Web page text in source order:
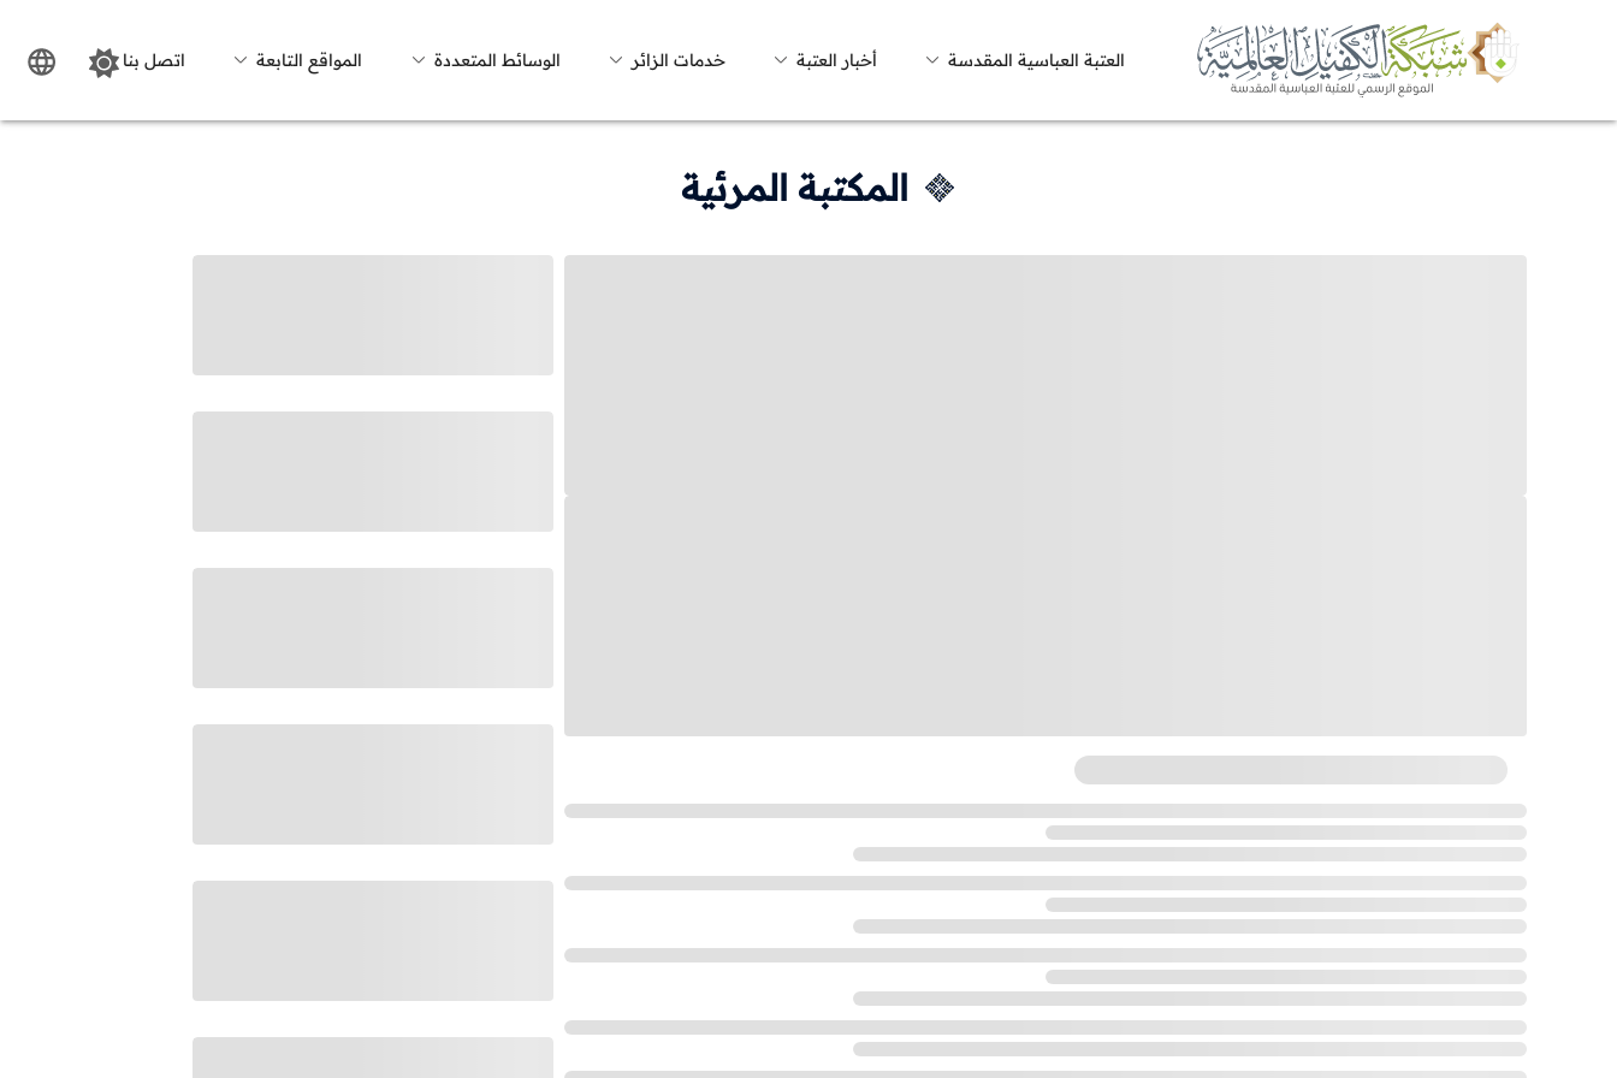
العتبة العباسية المقدسة أخبار العتبة خدمات الزائر الوسائط المتعددة المواقع التابعة اتصل بنا
المكتبة المرئية